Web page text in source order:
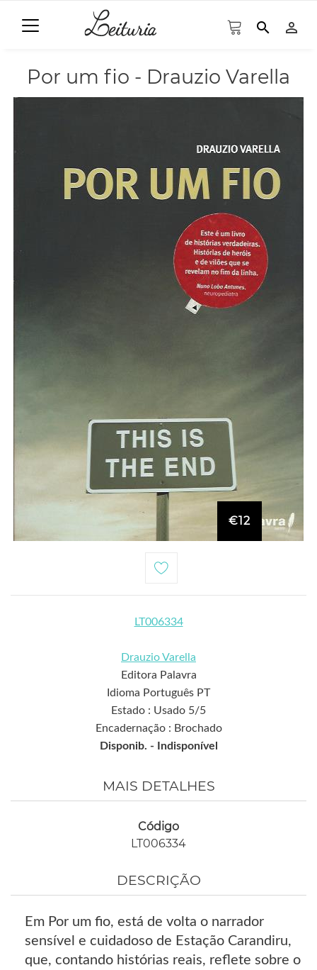
search person_outline
Por um fio - Drauzio Varella
€12
LT006334
Drauzio Varella
Editora Palavra
Idioma Português PT
Estado : Usado 5/5
Encadernação : Brochado
Disponib. -
Indisponível
MAIS DETALHES
Código
LT006334
DESCRIÇÃO
Em Por um fio, está de volta o narrador
sensível e cuidadoso de Estação Carandiru,
que, contando histórias reais, reflete sobre o